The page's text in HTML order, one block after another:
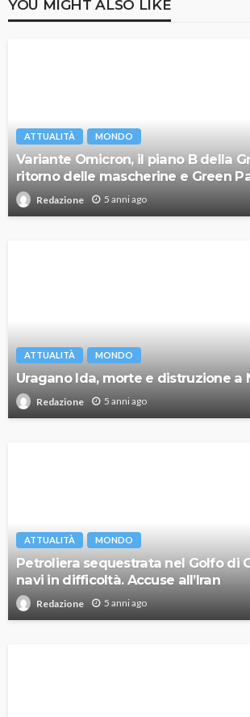
YOU MIGHT ALSO LIKE
ATTUALITÀ MONDO
Variante Omicron, il piano B della
ritorno delle mascherine e Green
Redazione 5 anni ago
ATTUALITÀ MONDO
Uragano Ida, morte e distruzione a
Redazione 5 anni ago
ATTUALITÀ MONDO
Petroliera sequestrata nel Golfo di
navi in difficoltà. Accuse all’Iran
Redazione 5 anni ago